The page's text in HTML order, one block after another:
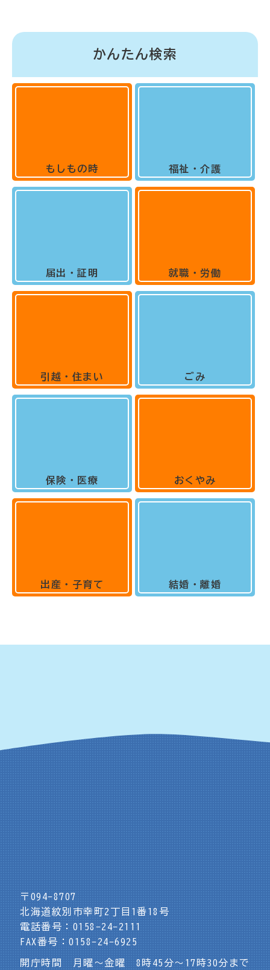
かんたん検索
もしもの時
届出・証明
引越・住まい
保険・医療
出産・子育て
福祉・介護
就職・労働
ごみ
おくやみ
結婚・離婚
〒094-8707
北海道紋別市幸町2丁目1番18号
電話番号：0158-24-2111
FAX番号：0158-24-6925
開庁時間 月曜～金曜 8時45分～17時30分まで